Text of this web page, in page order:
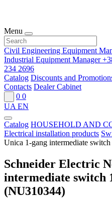
Menu
Civil Engineering Equipment
Industrial Equipment Manager
234 2696
Catalog Discounts and
Contacts Dealer Cabinet
0 0
UA EN
Catalog HOUSEHOLD AND
Electrical installation products
Unica 1-gang intermediate
Schneider Electric
intermediate switch
(NU310344)